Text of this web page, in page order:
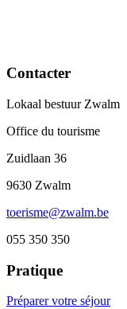
Contacter
Lokaal bestuur Zwalm
Office du tourisme
Zuidlaan 36
9630 Zwalm
toerisme@zwalm.be
055 350 350
Pratique
Préparer votre séjour